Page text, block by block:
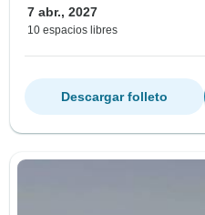
7 abr., 2027
10 espacios libres
Descargar folleto